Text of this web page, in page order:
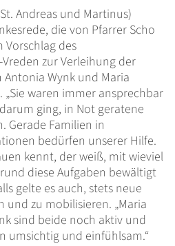
Andreas und Martinus)
die von Pfarrer Scho
des
zur Verleihung der
Wynk und Maria
„Sie waren immer ansprechbar
ging, in Not geratene
Gerade Familien in
bedürfen unserer Hilfe.
kennt, der weiß, mit wieviel
diese Aufgaben bewältigt
gelte es auch, stets neue
und zu mobilisieren. „Maria
sind beide noch aktiv und
umsichtig und einfühlsam.“